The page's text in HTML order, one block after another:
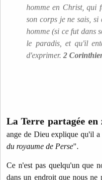
homme en Christ, qui
son corps je ne sais,
homme (si ce fut dans
le paradis, et qu'il
d'exprimer. 2
La Terre partagée
ange de Dieu explique qu'il a
du royaume de Perse".
Ce n'est pas quelqu'un que
dans un endroit que nous ne